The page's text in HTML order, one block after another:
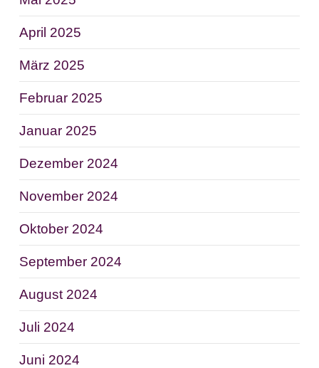
April 2025
März 2025
Februar 2025
Januar 2025
Dezember 2024
November 2024
Oktober 2024
September 2024
August 2024
Juli 2024
Juni 2024